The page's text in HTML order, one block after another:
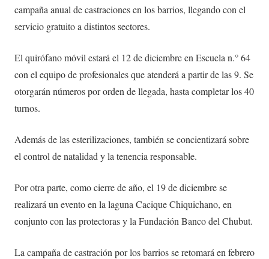
campaña anual de castraciones en los barrios, llegando con el
servicio gratuito a distintos sectores.
El quirófano móvil estará el 12 de diciembre en Escuela n.° 64
con el equipo de profesionales que atenderá a partir de las 9. Se
otorgarán números por orden de llegada, hasta completar los 40
turnos.
Además de las esterilizaciones, también se concientizará sobre
el control de natalidad y la tenencia responsable.
Por otra parte, como cierre de año, el 19 de diciembre se
realizará un evento en la laguna Cacique Chiquichano, en
conjunto con las protectoras y la Fundación Banco del Chubut.
La campaña de castración por los barrios se retomará en febrero